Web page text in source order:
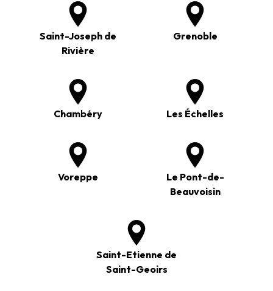
Saint-Joseph de
Rivière
Grenoble
Chambéry Les Échelles
Voreppe
Le Pont-de-
Beauvoisin
Saint-Etienne de
Saint-Geoirs